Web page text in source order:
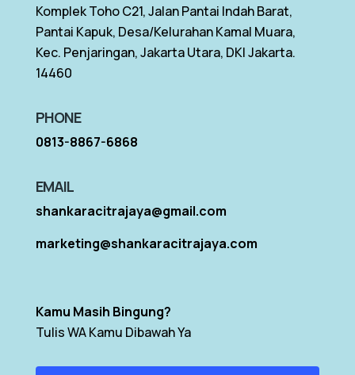
Komplek Toho C21, Jalan Pantai Indah Barat,
Pantai Kapuk, Desa/Kelurahan Kamal Muara,
Kec. Penjaringan, Jakarta Utara, DKI Jakarta.
14460
PHONE
0813-8867-6868
EMAIL
shankaracitrajaya@gmail.com
marketing@shankaracitrajaya.com
Kamu Masih Bingung?
Tulis WA Kamu Dibawah Ya